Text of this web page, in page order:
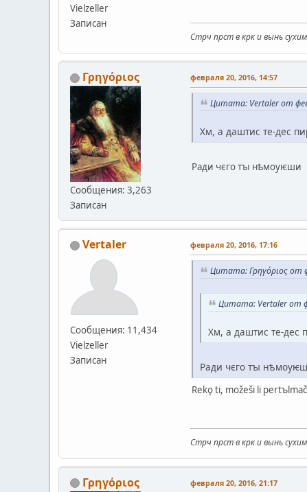
Vielzeller
Записан
Стрч прст в крк и вынь
Γρηγόριος
Сообщения: 3,263
Записан
февраля 20, 2016, 14:57
Цитата: Vertaler от
Хм, а даштис те-дес
Ради чєго тꙑ нѣмоуѥши
Vertaler
Сообщения: 11,434
Vielzeller
Записан
февраля 20, 2016, 17:16
Цитата: Γρηγόριος от
Цитата: Vertaler от
Хм, а даштис те-дес
Ради чєго тꙑ
Rekǫ ti, možeši li
Стрч прст в крк и вынь
Γρηγόριος февраля 20, 2016, 21:17